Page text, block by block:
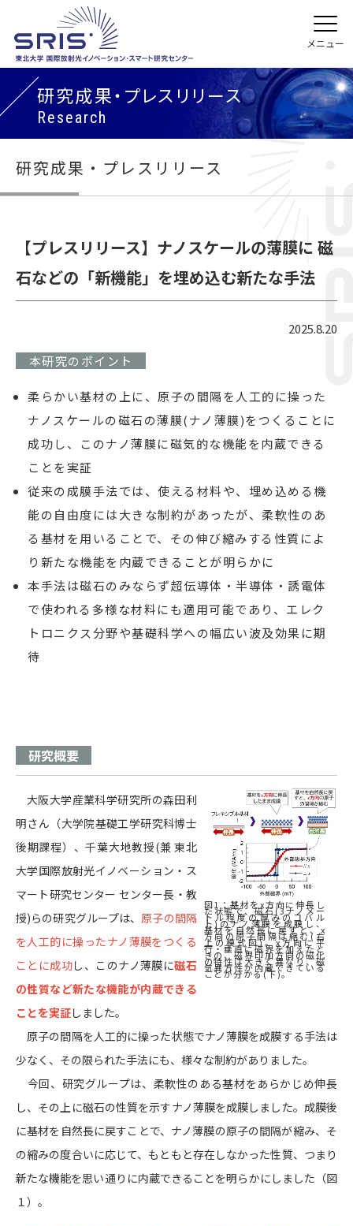
研究成果・プレスリリース
Research
研究成果・プレスリリース
【プレスリリース】ナノスケールの薄膜に 磁
石などの「新機能」を埋め込む新たな手法
2025.8.20
本研究のポイント
柔らかい基材の上に、原子の間隔を人工的に操った
ナノスケールの磁石の薄膜(ナノ薄膜)をつくることに
成功し、このナノ薄膜に磁気的な機能を内蔵できる
ことを実証
従来の成膜手法では、使える材料や、埋め込める機
能の自由度には大きな制約があったが、柔軟性のあ
る基材を用いることで、その伸び縮みする性質によ
り新たな機能を内蔵できることが明らかに
本手法は磁石のみならず超伝導体・半導体・誘電体
で使われる多様な材料にも適用可能であり、エレク
トロニクス分野や基礎科学への幅広い波及効果に期
待
研究概要
図1：基材をx方向に伸長し
た状態で、磁石(3ナノメー
トル程度の厚みのコバル
ト)のナノ薄膜を成膜し、
基材を自然長に戻すと、x
方向の原子間隔は縮む(右
上の模式図)。x方向に平
行・垂直に磁界を加えたと
きの、磁界印加方向の磁化
の特性は大きく異なり、磁
気異方性が内蔵できている
ことが分かる(下)。
大阪大学産業科学研究所の森田利
明さん（大学院基礎工学研究科博士
後期課程）、千葉大地教授(兼 東北
大学国際放射光イノベーション・ス
マート研究センター センター長・教
授)らの研究グループは、原子の間隔
を人工的に操ったナノ薄膜をつくる
ことに成功し、このナノ薄膜に磁石
の性質など新たな機能が内蔵できる
ことを実証しました。
原子の間隔を人工的に操った状態でナノ薄膜を成膜する手法は
少なく、その限られた手法にも、様々な制約がありました。
今回、研究グループは、柔軟性のある基材をあらかじめ伸長
し、その上に磁石の性質を示すナノ薄膜を成膜しました。成膜後
に基材を自然長に戻すことで、ナノ薄膜の原子の間隔が縮み、そ
の縮みの度合いに応じて、もともと存在しなかった性質、つまり
新たな機能を思い通りに内蔵できることを明らかにしました（図
１）。